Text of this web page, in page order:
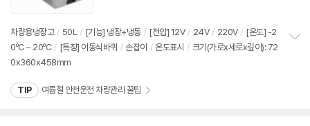
뷰
차량용냉장고 / 50L / [기능] 냉장+냉동 / [전압] 12V / 24V / 220V / [온도] -2
0ºC ~ 20ºC / [특징] 이동식바퀴 / 손잡이 / 온도표시 / 크기(가로x세로x깊이): 72
0x360x458mm
TIP 여름철 안전운전 차량관리 꿀팁